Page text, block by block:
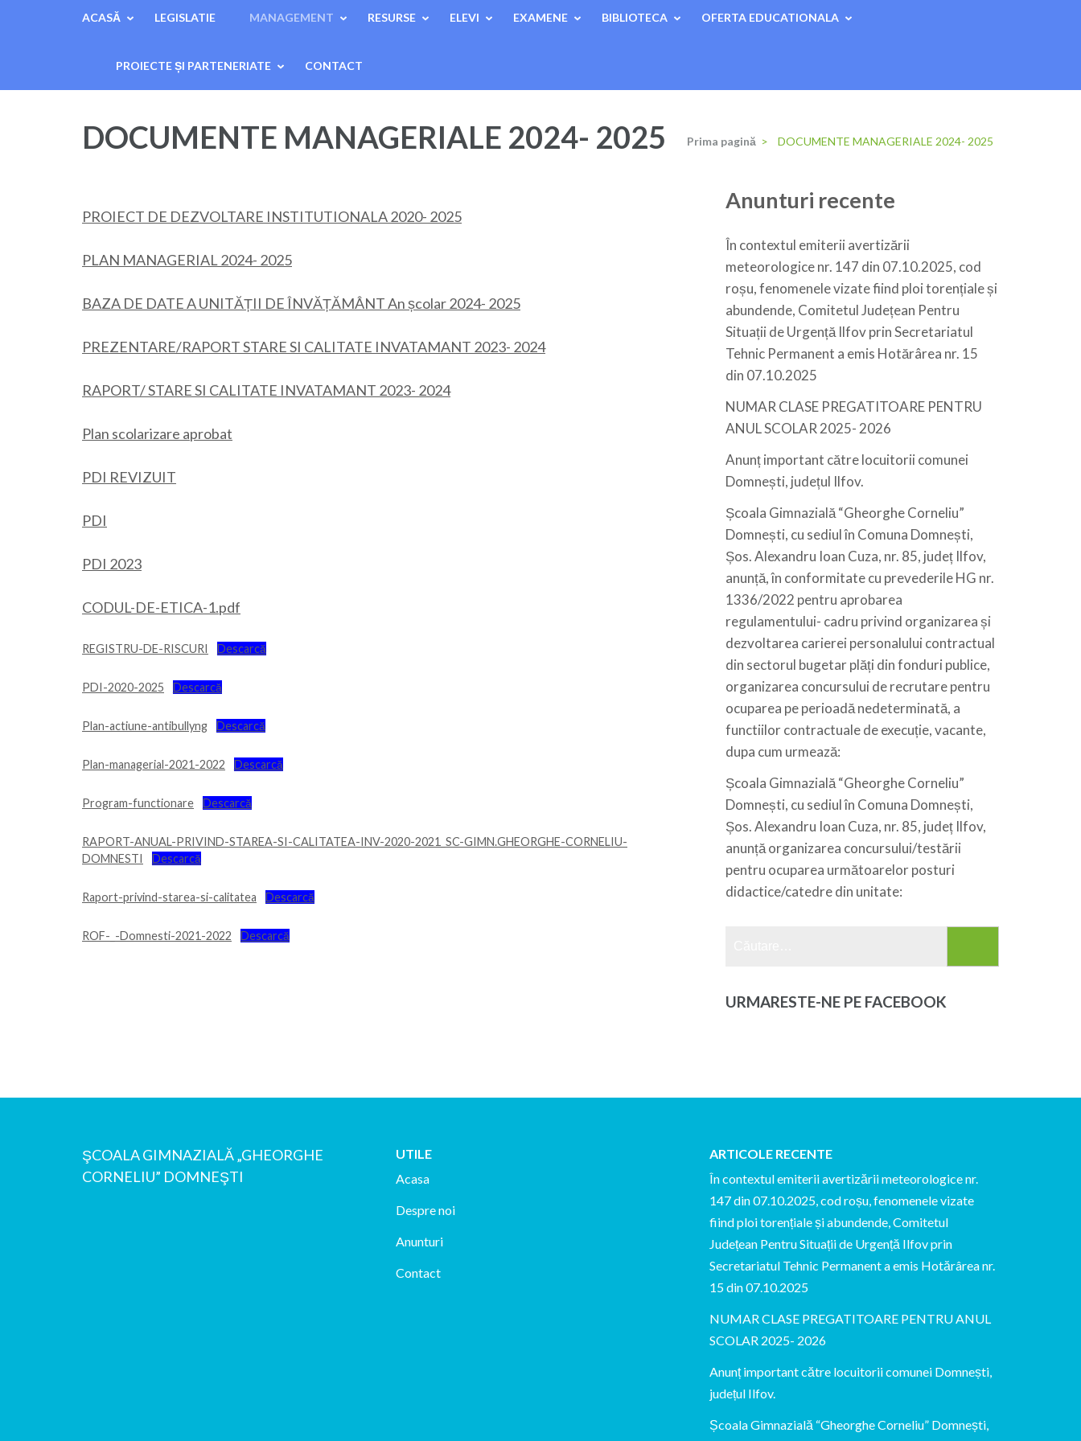
ACASĂ LEGISLATIE MANAGEMENT RESURSE ELEVI EXAMENE BIBLIOTECA OFERTA EDUCATIONALA
PROIECTE ȘI PARTENERIATE CONTACT
DOCUMENTE MANAGERIALE 2024- 2025 Prima pagină > DOCUMENTE MANAGERIALE 2024- 2025
PROIECT DE DEZVOLTARE INSTITUTIONALA 2020- 2025
PLAN MANAGERIAL 2024- 2025
BAZA DE DATE A UNITĂȚII DE ÎNVĂȚĂMÂNT An școlar 2024- 2025
PREZENTARE/RAPORT STARE SI CALITATE INVATAMANT 2023- 2024
RAPORT/ STARE SI CALITATE INVATAMANT 2023- 2024
Plan scolarizare aprobat
PDI REVIZUIT
PDI
PDI 2023
CODUL-DE-ETICA-1.pdf
REGISTRU-DE-RISCURI Descarcă
PDI-2020-2025 Descarcă
Plan-actiune-antibullyng Descarcă
Plan-managerial-2021-2022 Descarcă
Program-functionare Descarcă
RAPORT-ANUAL-PRIVIND-STAREA-SI-CALITATEA-INV-2020-2021_SC-GIMN.GHEORGHE-CORNELIU-
DOMNESTI
Descarcă
Raport-privind-starea-si-calitatea Descarcă
ROF-_-Domnesti-2021-2022 Descarcă
Anunturi recente
În contextul emiterii avertizării
meteorologice nr. 147 din 07.10.2025, cod
roșu, fenomenele vizate fiind ploi torențiale și
abundende, Comitetul Județean Pentru
Situații de Urgență Ilfov prin Secretariatul
Tehnic Permanent a emis Hotărârea nr. 15
din 07.10.2025
NUMAR CLASE PREGATITOARE PENTRU
ANUL SCOLAR 2025- 2026
Anunț important către locuitorii comunei
Domnești, județul Ilfov.
Școala Gimnazială “Gheorghe Corneliu”
Domnești, cu sediul în Comuna Domnești,
Șos. Alexandru Ioan Cuza, nr. 85, județ Ilfov,
anunță, în conformitate cu prevederile HG nr.
1336/2022 pentru aprobarea
regulamentului- cadru privind organizarea și
dezvoltarea carierei personalului contractual
din sectorul bugetar plăți din fonduri publice,
organizarea concursului de recrutare pentru
ocuparea pe perioadă nedeterminată, a
functiilor contractuale de execuție, vacante,
dupa cum urmează:
Școala Gimnazială “Gheorghe Corneliu”
Domnești, cu sediul în Comuna Domnești,
Șos. Alexandru Ioan Cuza, nr. 85, județ Ilfov,
anunță organizarea concursului/testării
pentru ocuparea următoarelor posturi
didactice/catedre din unitate:
URMARESTE-NE PE FACEBOOK
ŞCOALA GIMNAZIALĂ „GHEORGHE
CORNELIU” DOMNEŞTI
UTILE
Acasa
Despre noi
Anunturi
Contact
ARTICOLE RECENTE
În contextul emiterii avertizării meteorologice nr.
147 din 07.10.2025, cod roșu, fenomenele vizate
fiind ploi torențiale și abundende, Comitetul
Județean Pentru Situații de Urgență Ilfov prin
Secretariatul Tehnic Permanent a emis Hotărârea nr.
15 din 07.10.2025
NUMAR CLASE PREGATITOARE PENTRU ANUL
SCOLAR 2025- 2026
Anunț important către locuitorii comunei Domnești,
județul Ilfov.
Școala Gimnazială “Gheorghe Corneliu” Domnești,